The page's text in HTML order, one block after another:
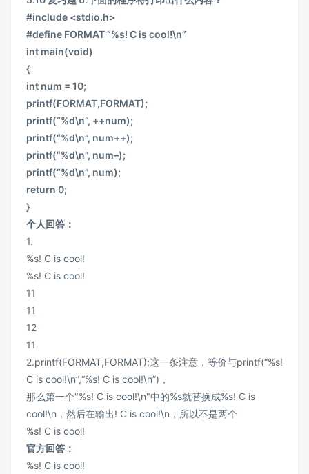
#include <stdio.h>
#define FORMAT “%s! C is cool!\n”
int main(void)
{
int num = 10;
printf(FORMAT,FORMAT);
printf(“%d\n”, ++num);
printf(“%d\n”, num++);
printf(“%d\n”, num–);
printf(“%d\n”, num);
return 0;
}
个人回答：
1.
%s! C is cool!
%s! C is cool!
11
11
12
11
2.printf(FORMAT,FORMAT);这一条注意，等价与printf(“%s!
C is cool!\n”,“%s! C is cool!\n”)，
那么第一个"%s! C is cool!\n"中的%s就替换成%s! C is
cool!\n，然后在输出! C is cool!\n，所以不是两个
%s! C is cool!
官方回答：
%s! C is cool!